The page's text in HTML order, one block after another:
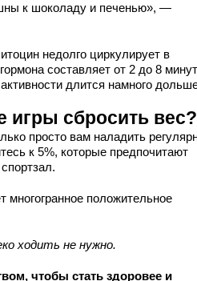
к шоколаду и печенью», —
недолго циркулирует в
составляет от 2 до 8
длится намного
сбросить вес?
просто вам наладить
к 5%, которые предпочитают
многогранное положительное
ходить не нужно.
чтобы стать здоровее и